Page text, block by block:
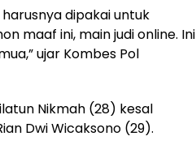
dipakai untuk
maaf ini, main judi online. Ini
ujar Kombes Pol
Nikmah (28) kesal
Dwi Wicaksono (29).